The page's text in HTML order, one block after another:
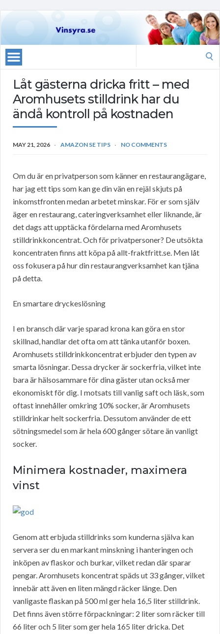
Låt gästerna dricka fritt – med
Aromhusets stilldrink har du
ändå kontroll på kostnaden
MAY 21, 2026 AMAZON SE TIPS NO COMMENTS
Om du är en privatperson som känner en restaurangägare,
har jag ett tips som kan ge din vän en rejäl skjuts på
inkomstfronten medan arbetet minskar. För er som själv
äger en restaurang, cateringverksamhet eller liknande, är
det dags att upptäcka fördelarna med Aromhusets
stilldrinkkoncentrat. Och för privatpersoner? De utsökta
koncentraten finns att köpa på allt-fraktfritt.se. Men låt
oss fokusera på hur din restaurangverksamhet kan tjäna
på detta.
En smartare dryckeslösning
I en bransch där varje sparad krona kan göra en stor
skillnad, handlar det ofta om att tänka utanför boxen.
Aromhusets stilldrinkkoncentrat erbjuder den typen av
smarta lösningar. Dessa drycker är sockerfria, vilket inte
bara är hälsosammare för dina gäster utan också mer
ekonomiskt för dig. I motsats till vanlig saft och läsk, som
oftast innehåller omkring 10% socker, är Aromhusets
stilldrinkar helt sockerfria. Dessutom använder de ett
sötningsmedel som är hela 600 gånger sötare än vanligt
socker.
Minimera kostnader, maximera
vinst
Genom att erbjuda stilldrinks som kunderna själva kan
servera ser du en markant minskning i hanteringen och
inköpen av flaskor och burkar, vilket redan där sparar
pengar. Aromhusets koncentrat späds ut 33 gånger, vilket
innebär att även en liten mängd räcker länge. Den
vanligaste flaskan på 500 ml ger hela 16,5 liter stilldrink.
Det finns även större förpackningar: 2 liter som räcker till
66 liter och 5 liter som ger hela 165 liter dricka. Det